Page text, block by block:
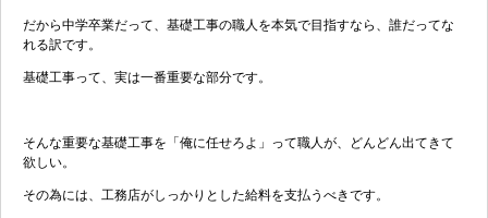
だから中学卒業だって、基礎工事の職人を本気で目指すなら、誰だってな
れる訳です。
基礎工事って、実は一番重要な部分です。
そんな重要な基礎工事を「俺に任せろよ」って職人が、どんどん出てきて
欲しい。
その為には、工務店がしっかりとした給料を支払うべきです。